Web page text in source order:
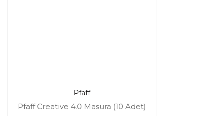
Pfaff
Pfaff Creative 4.0 Masura (10 Adet)